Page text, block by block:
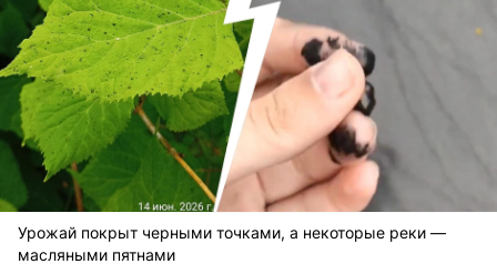
Урожай покрыт черными точками, а некоторые реки —
масляными пятнами